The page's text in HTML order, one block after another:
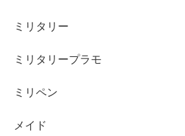
ミリタリー
ミリタリープラモ
ミリペン
メイド